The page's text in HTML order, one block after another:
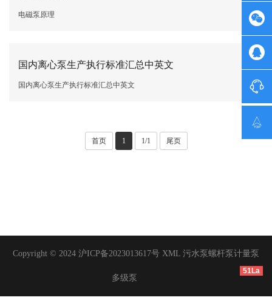
电磁泵原理
国内离心泵生产执行标准汇总中英文
国内离心泵生产执行标准汇总中英文
首页 1 1/1 尾页
Copyright © 2024 沪ICP备2023013617号 XML 污水泵螺杆泵计量泵
多级泵
51La



